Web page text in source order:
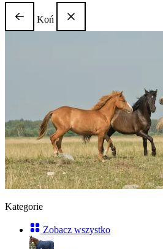
Koń
Kategorie
Zobacz wszystko